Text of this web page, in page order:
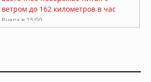
ветром до 162 километров в час
Вчера в 15:00